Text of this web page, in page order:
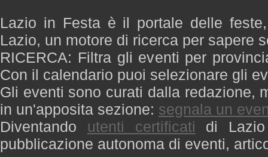
Lazio in Festa è il portale delle
Lazio, un motore di ricerca per sapere
RICERCA: Filtra gli eventi per
Con il calendario puoi selezionare gli
Gli eventi sono curati dalla redazione,
in un'apposita sezione: segnala un
Diventando utenti certificati di
pubblicazione autonoma di eventi,